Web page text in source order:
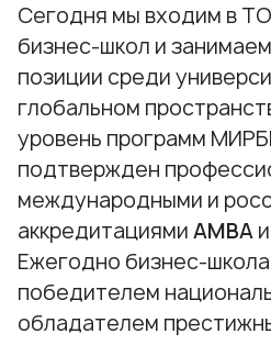
Сегодня мы входим в
бизнес-школ и
позиции среди
глобальном
уровень программ
подтвержден
международными и
аккредитациямиАМВАи
Ежегодно бизнес-
победителем
обладателем